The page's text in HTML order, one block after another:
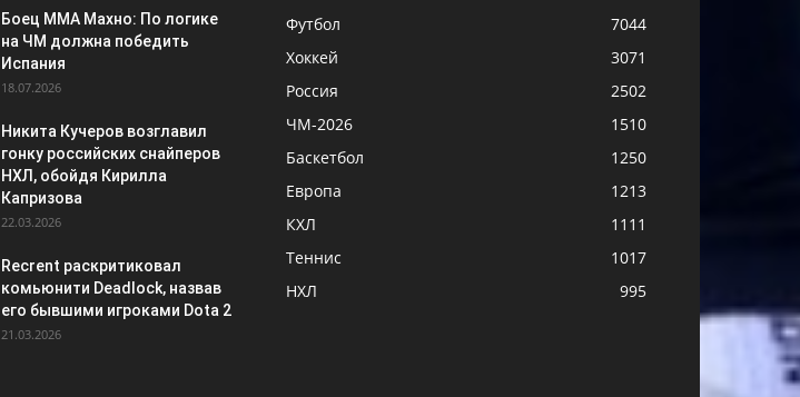
Боец ММА Махно: По логике
на ЧМ должна победить
Испания
18.07.2026
Никита Кучеров возглавил
гонку российских снайперов
НХЛ, обойдя Кирилла
Капризова
22.03.2026
Recrent раскритиковал
комьюнити Deadlock, назвав
его бывшими игроками Dota 2
21.03.2026
Футбол
7044
Хоккей
3071
Россия
2502
ЧМ-2026
1510
Баскетбол
1250
Европа
1213
КХЛ
1111
Теннис
1017
НХЛ
995